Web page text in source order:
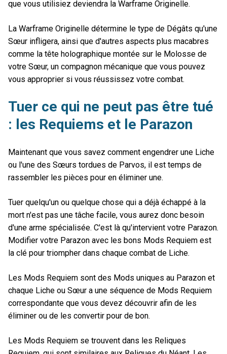
que vous utilisiez deviendra la Warframe Originelle.
La Warframe Originelle détermine le type de Dégâts qu'une
Sœur infligera, ainsi que d'autres aspects plus macabres
comme la tête holographique montée sur le Molosse de
votre Sœur, un compagnon mécanique que vous pouvez
vous approprier si vous réussissez votre combat.
Tuer ce qui ne peut pas être tué
: les Requiems et le Parazon
Maintenant que vous savez comment engendrer une Liche
ou l'une des Sœurs tordues de Parvos, il est temps de
rassembler les pièces pour en éliminer une.
Tuer quelqu'un ou quelque chose qui a déjà échappé à la
mort n'est pas une tâche facile, vous aurez donc besoin
d'une arme spécialisée. C'est là qu'intervient votre Parazon.
Modifier votre Parazon avec les bons Mods Requiem est
la clé pour triompher dans chaque combat de Liche.
Les Mods Requiem sont des Mods uniques au Parazon et
chaque Liche ou Sœur a une séquence de Mods Requiem
correspondante que vous devez découvrir afin de les
éliminer ou de les convertir pour de bon.
Les Mods Requiem se trouvent dans les Reliques